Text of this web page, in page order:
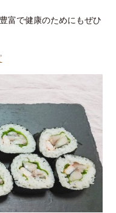
富で健康のためにもぜひ